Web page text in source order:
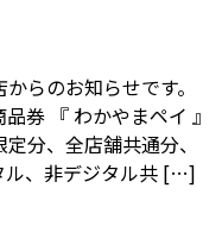
らのお知らせです。
券 『 わかやまペイ 』
分、全店舗共通分、
ル、非デジタル共 […]